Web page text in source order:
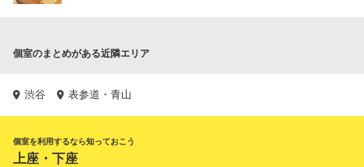
個室のまとめがある近隣エリア
渋谷 表参道・青山
個室を利用するなら知っておこう
上座・下座